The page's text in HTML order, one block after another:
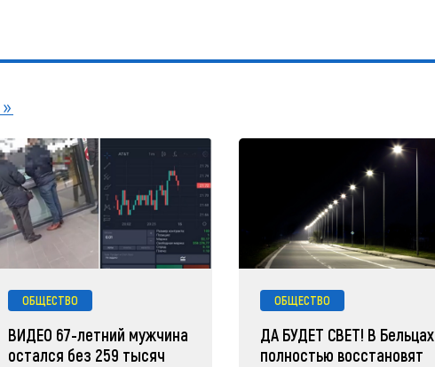
ОБЩЕСТВО
ВИДЕО 67-летний мужчина
остался без 259 тысяч
ОБЩЕСТВО
ДА БУДЕТ СВЕТ! В Бельцах
полностью восстановят